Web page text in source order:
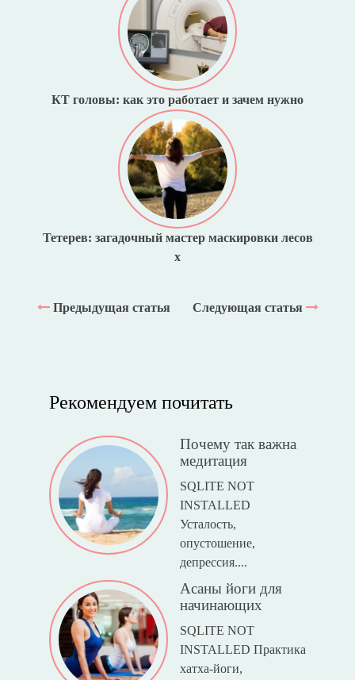
КТ головы: как это работает и зачем нужно
Тетерев: загадочный мастер маскировки лесов
x
Предыдущая статья Следующая статья
Рекомендуем почитать
Почему так важна
медитация
SQLITE NOT
INSTALLED
Усталость,
опустошение,
депрессия....
Асаны йоги для
начинающих
SQLITE NOT
INSTALLED Практика
хатха-йоги,